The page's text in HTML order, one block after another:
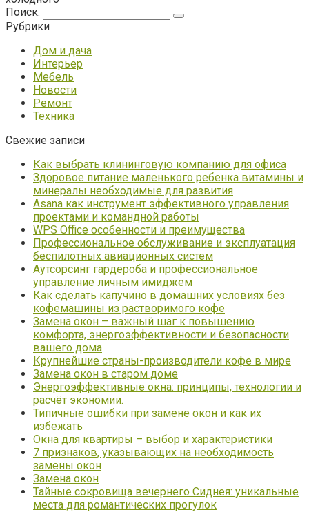
Поиск:
Рубрики
Дом и дача
Интерьер
Мебель
Новости
Ремонт
Техника
Свежие записи
Как выбрать клининговую компанию для офиса
Здоровое питание маленького ребенка витамины и
минералы необходимые для развития
Asana как инструмент эффективного управления
проектами и командной работы
WPS Office особенности и преимущества
Профессиональное обслуживание и эксплуатация
беспилотных авиационных систем
Аутсорсинг гардероба и профессиональное
управление личным имиджем
Как сделать капучино в домашних условиях без
кофемашины из растворимого кофе
Замена окон – важный шаг к повышению
комфорта, энергоэффективности и безопасности
вашего дома
Крупнейшие страны-производители кофе в мире
Замена окон в старом доме
Энергоэффективные окна: принципы, технологии и
расчёт экономии.
Типичные ошибки при замене окон и как их
избежать
Окна для квартиры – выбор и характеристики
7 признаков, указывающих на необходимость
замены окон
Замена окон
Тайные сокровища вечернего Сиднея: уникальные
места для романтических прогулок